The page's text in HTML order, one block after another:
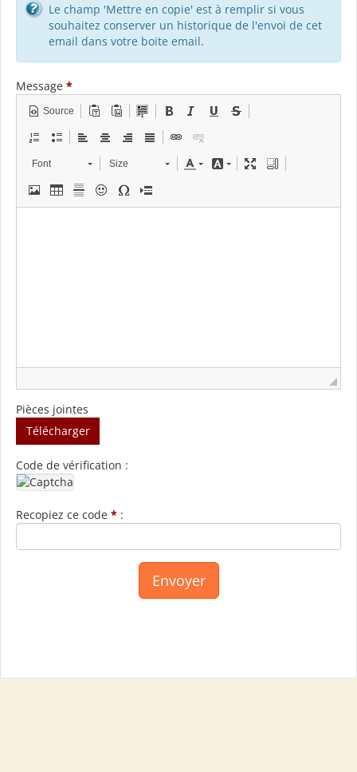
Le champ 'Mettre en copie' est à remplir si vous
souhaitez conserver un historique de l'envoi de cet
email dans votre boite email.
Message *
Source
Font Size
Pièces jointes
Télécharger
Code de vérification :
Recopiez ce code * :